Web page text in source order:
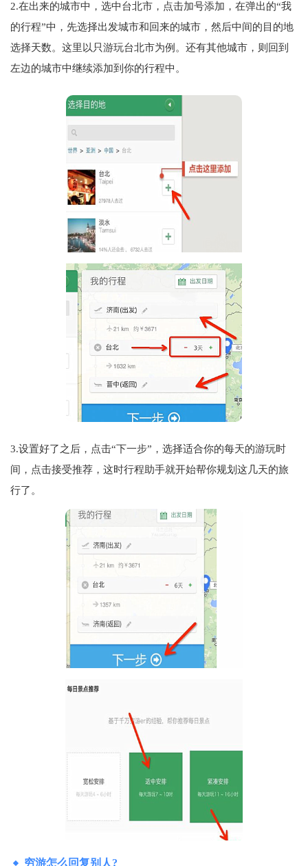
2.在出来的城市中，选中台北市，点击加号添加，在弹出的“我
的行程”中，先选择出发城市和回来的城市，然后中间的目的地
选择天数。这里以只游玩台北市为例。还有其他城市，则回到
左边的城市中继续添加到你的行程中。
3.设置好了之后，点击“下一步”，选择适合你的每天的游玩时
间，点击接受推荐，这时行程助手就开始帮你规划这几天的旅
行了。
穷游怎么回复别人?